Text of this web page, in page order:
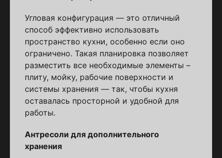
Угловая конфигурация — это отличный
способ эффективно использовать
пространство кухни, особенно если оно
ограничено. Такая планировка позволяет
разместить все необходимые элементы –
плиту, мойку, рабочие поверхности и
системы хранения — так, чтобы кухня
оставалась просторной и удобной для
работы.
Антресоли для дополнительного
хранения